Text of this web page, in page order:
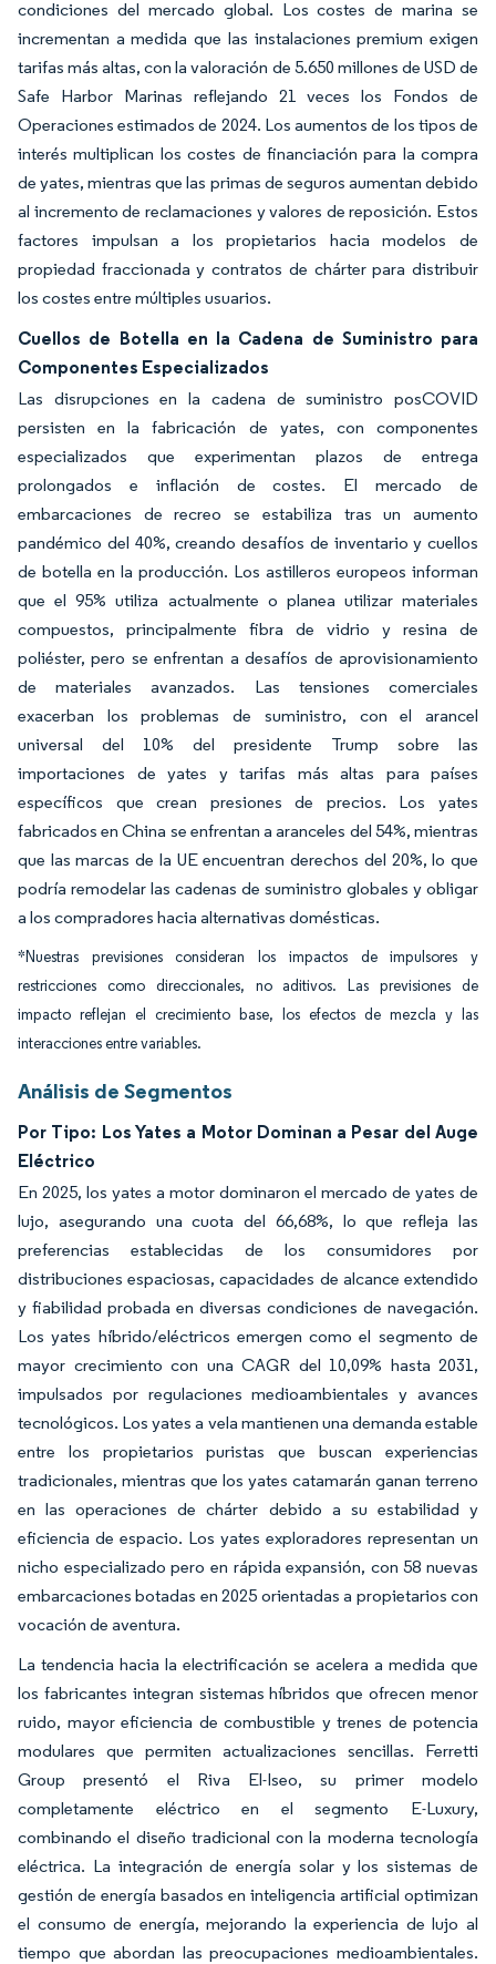
condiciones del mercado global. Los costes de marina se
incrementan a medida que las instalaciones premium exigen
tarifas más altas, con la valoración de 5.650 millones de USD de
Safe Harbor Marinas reflejando 21 veces los Fondos de
Operaciones estimados de 2024. Los aumentos de los tipos de
interés multiplican los costes de financiación para la compra
de yates, mientras que las primas de seguros aumentan debido
al incremento de reclamaciones y valores de reposición. Estos
factores impulsan a los propietarios hacia modelos de
propiedad fraccionada y contratos de chárter para distribuir
los costes entre múltiples usuarios.
Cuellos de Botella en la Cadena de Suministro para
Componentes Especializados
Las disrupciones en la cadena de suministro posCOVID
persisten en la fabricación de yates, con componentes
especializados que experimentan plazos de entrega
prolongados e inflación de costes. El mercado de
embarcaciones de recreo se estabiliza tras un aumento
pandémico del 40%, creando desafíos de inventario y cuellos
de botella en la producción. Los astilleros europeos informan
que el 95% utiliza actualmente o planea utilizar materiales
compuestos, principalmente fibra de vidrio y resina de
poliéster, pero se enfrentan a desafíos de aprovisionamiento
de materiales avanzados. Las tensiones comerciales
exacerban los problemas de suministro, con el arancel
universal del 10% del presidente Trump sobre las
importaciones de yates y tarifas más altas para países
específicos que crean presiones de precios. Los yates
fabricados en China se enfrentan a aranceles del 54%, mientras
que las marcas de la UE encuentran derechos del 20%, lo que
podría remodelar las cadenas de suministro globales y obligar
a los compradores hacia alternativas domésticas.
*Nuestras previsiones consideran los impactos de impulsores y
restricciones como direccionales, no aditivos. Las previsiones de
impacto reflejan el crecimiento base, los efectos de mezcla y las
interacciones entre variables.
Análisis de Segmentos
Por Tipo: Los Yates a Motor Dominan a Pesar del Auge
Eléctrico
En 2025, los yates a motor dominaron el mercado de yates de
lujo, asegurando una cuota del 66,68%, lo que refleja las
preferencias establecidas de los consumidores por
distribuciones espaciosas, capacidades de alcance extendido
y fiabilidad probada en diversas condiciones de navegación.
Los yates híbrido/eléctricos emergen como el segmento de
mayor crecimiento con una CAGR del 10,09% hasta 2031,
impulsados por regulaciones medioambientales y avances
tecnológicos. Los yates a vela mantienen una demanda estable
entre los propietarios puristas que buscan experiencias
tradicionales, mientras que los yates catamarán ganan terreno
en las operaciones de chárter debido a su estabilidad y
eficiencia de espacio. Los yates exploradores representan un
nicho especializado pero en rápida expansión, con 58 nuevas
embarcaciones botadas en 2025 orientadas a propietarios con
vocación de aventura.
La tendencia hacia la electrificación se acelera a medida que
los fabricantes integran sistemas híbridos que ofrecen menor
ruido, mayor eficiencia de combustible y trenes de potencia
modulares que permiten actualizaciones sencillas. Ferretti
Group presentó el Riva El-Iseo, su primer modelo
completamente eléctrico en el segmento E-Luxury,
combinando el diseño tradicional con la moderna tecnología
eléctrica. La integración de energía solar y los sistemas de
gestión de energía basados en inteligencia artificial optimizan
el consumo de energía, mejorando la experiencia de lujo al
tiempo que abordan las preocupaciones medioambientales.